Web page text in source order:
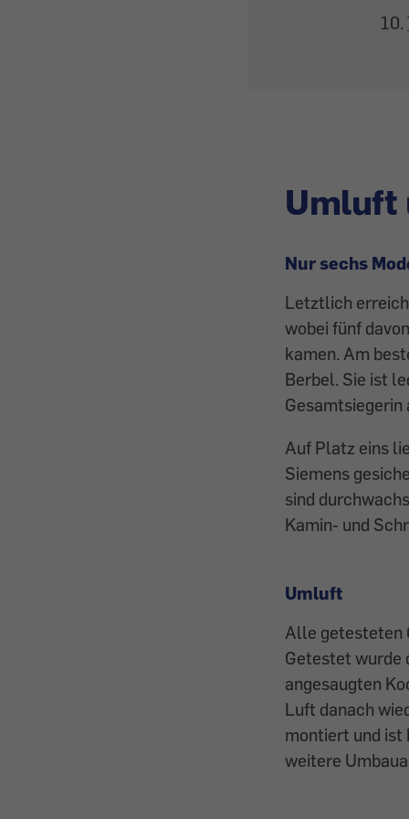
Umluft
Nur sechs
Letztlich
wobei fünf
kamen. Am
Berbel. Sie ist
Gesamtsiegerin
Auf Platz eins
Siemens
sind
Kamin- und
Umluft
Alle getesteten
Getestet wurde
angesaugten
Luft danach
montiert und ist
weitere